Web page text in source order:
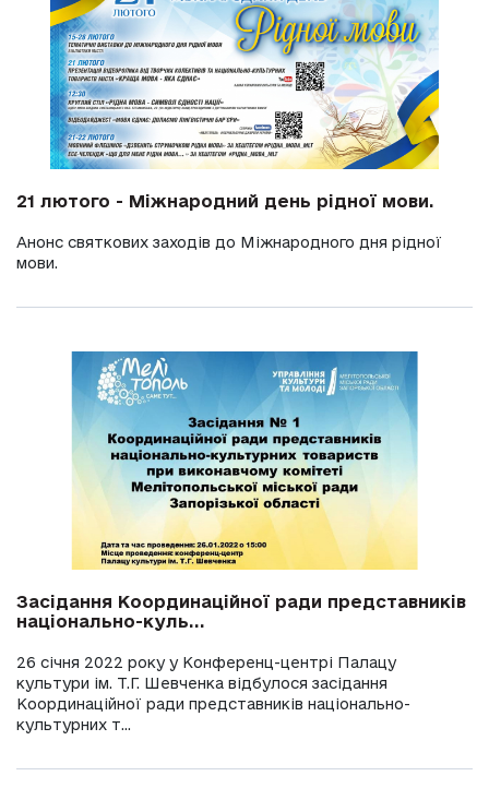
21 лютого - Міжнародний день рідної мови.
Анонс святкових заходів до Міжнародного дня рідної
мови.
Засідання Координаційної ради представників
національно-куль...
26 січня 2022 року у Конференц-центрі Палацу
культури ім. Т.Г. Шевченка відбулося засідання
Координаційної ради представників національно-
культурних т...